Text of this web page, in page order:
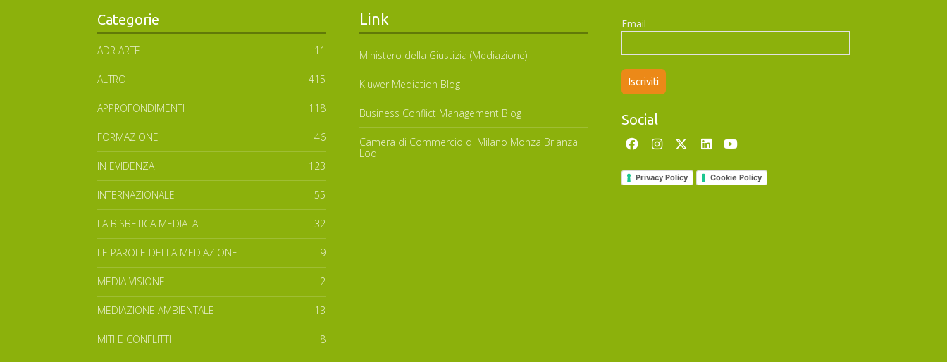
Categorie
ADR ARTE 11
ALTRO 415
APPROFONDIMENTI 118
FORMAZIONE 46
IN EVIDENZA 123
INTERNAZIONALE 55
LA BISBETICA MEDIATA 32
LE PAROLE DELLA MEDIAZIONE 9
MEDIA VISIONE 2
MEDIAZIONE AMBIENTALE 13
MITI E CONFLITTI 8
Link
Ministero della Giustizia (Mediazione)
Kluwer Mediation Blog
Business Conflict Management Blog
Camera di Commercio di Milano Monza Brianza
Lodi
Email
Social
Privacy Policy Cookie Policy